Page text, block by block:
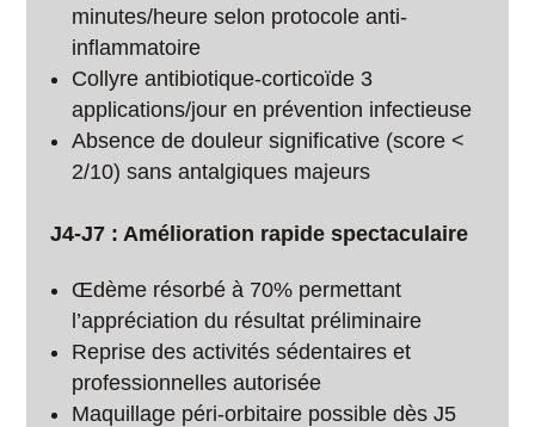
minutes/heure selon protocole anti-
inflammatoire
Collyre antibiotique-corticoïde 3
applications/jour en prévention infectieuse
Absence de douleur significative (score <
2/10) sans antalgiques majeurs
J4-J7 : Amélioration rapide spectaculaire
Œdème résorbé à 70% permettant
l’appréciation du résultat préliminaire
Reprise des activités sédentaires et
professionnelles autorisée
Maquillage péri-orbitaire possible dès J5